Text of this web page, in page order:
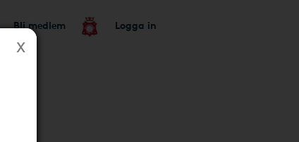
Bli medlem Logga in